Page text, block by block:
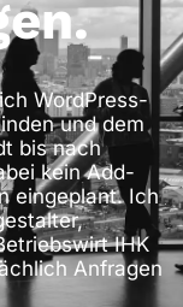
WordPress-
und dem
bis nach
kein Add-
eingeplant. Ich
IHK
Anfragen